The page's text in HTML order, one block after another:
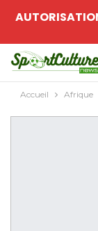
Accueil Afrique